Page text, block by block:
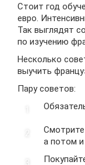
Стоит год
евро.
Так выглядят
по изучению
Несколько
выучить
Пару советов:
а потом